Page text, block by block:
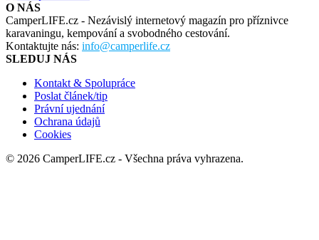
O NÁS
CamperLIFE.cz - Nezávislý internetový magazín pro příznivce
karavaningu, kempování a svobodného cestování.
Kontaktujte nás: info@camperlife.cz
SLEDUJ NÁS
Kontakt & Spolupráce
Poslat článek/tip
Právní ujednání
Ochrana údajů
Cookies
© 2026 CamperLIFE.cz - Všechna práva vyhrazena.